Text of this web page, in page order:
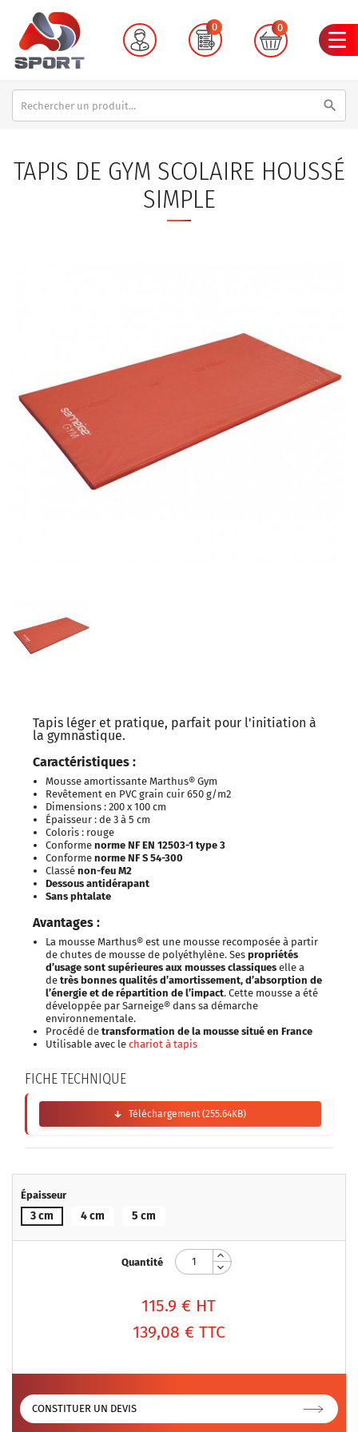
0 0
search
TAPIS DE GYM SCOLAIRE HOUSSÉ
SIMPLE
Tapis léger et pratique, parfait pour l'initiation à
la gymnastique.
Caractéristiques :
Mousse amortissante Marthus® Gym
Revêtement en PVC grain cuir 650 g/m2
Dimensions : 200 x 100 cm
Épaisseur : de 3 à 5 cm
Coloris : rouge
Conforme norme NF EN 12503-1 type 3
Conforme norme NF S 54-300
Classé non-feu M2
Dessous antidérapant
Sans phtalate
Avantages :
La mousse Marthus® est une mousse recomposée à partir
de chutes de mousse de polyéthylène. Ses propriétés
d’usage sont supérieures aux mousses classiques elle a
de très bonnes qualités d’amortissement, d’absorption de
l’énergie et de répartition de l’impact. Cette mousse a été
développée par Sarneige® dans sa démarche
environnementale.
Procédé de transformation de la mousse situé en France
Utilisable avec le chariot à tapis
FICHE TECHNIQUE
Téléchargement (255.64KB)
Épaisseur
3 cm 4 cm 5 cm
Quantité
115.9 € HT
139,08 € TTC
CONSTITUER UN DEVIS